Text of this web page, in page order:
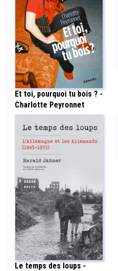
Et toi, pourquoi tu bois ? -
Charlotte Peyronnet
Le temps des loups -